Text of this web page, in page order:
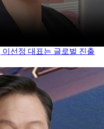
선정 대표는 글로벌 진출